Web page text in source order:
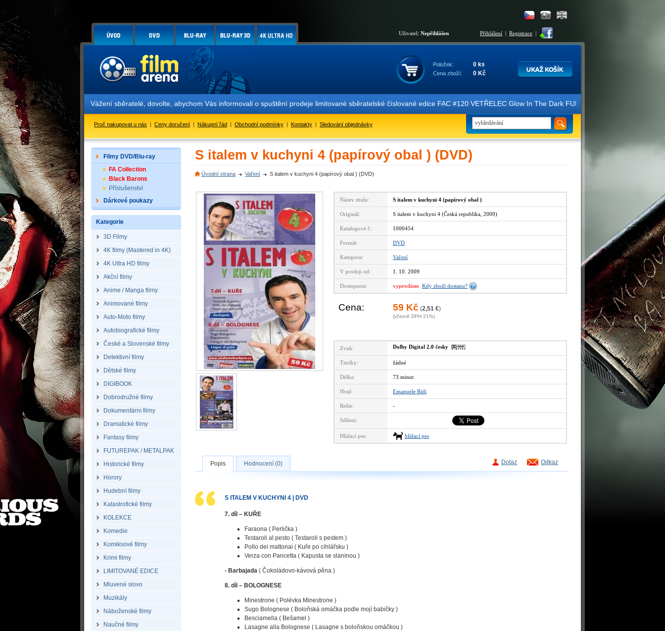
Uživatel: Nepřihlášen Přihlášení | Registrace |
Položek: 0 ks
Cena zboží: 0 Kč
Vážení sběratelé, dovolte, abychom Vás informovali o spuštění prodeje limitované sběratelské číslované edice FAC #120 VETŘELEC Glow In The Dark FULLSLIP XL EDITION #3
Proč nakupovat u nás | Ceny doručení | Nákupní řád | Obchodní podmínky | Kontakty | Sledování objednávky
Filmy DVD/Blu-ray
FA Collection
Black Barons
Příslušenství
Dárkové poukazy
Kategorie
3D Filmy
4K filmy (Mastered in 4K)
4K Ultra HD filmy
Akční filmy
Anime / Manga filmy
Animované filmy
Auto-Moto filmy
Autobiografické filmy
České a Slovenské filmy
Detektivní filmy
Dětské filmy
DIGIBOOK
Dobrodružné filmy
Dokumentární filmy
Dramatické filmy
Fantasy filmy
FUTUREPAK / METALPAK
Historické filmy
Horory
Hudební filmy
Katastrofické filmy
KOLEKCE
Komedie
Komiksové filmy
Krimi filmy
LIMITOVANÉ EDICE
Mluvené slovo
Muzikály
Náboženské filmy
Naučné filmy
S italem v kuchyni 4 (papírový obal ) (DVD)
Úvodní strana Vaření S italem v kuchyni 4 (papírový obal ) (DVD)
Název titulu: S italem v kuchyni 4 (papírový obal )
Originál: S italem v kuchyni 4 (Česká republika, 2009)
Katalogové č.: 1000454
Formát: DVD
Kategorie: Vaření
V prodeji od: 1. 10. 2009
Dostupnost: vyprodáno Kdy zboží dostanu?
Cena: 59 Kč (2,51 €)
(včetně DPH 21%)
Zvuk: Dolby Digital 2.0 česky
Titulky: žádné
Délka: 73 minut
Hrají: Emanuele Ridi
Režie: -
Sdílení:
Hlídací pes: hlídací pes
Dotaz Odkaz
Popis Hodnocení (0)
S ITALEM V KUCHYNI 4 | DVD
7. díl – KUŘE
Faraona ( Perlička )
Testaroli al pesto ( Testaroli s pestem )
Pollo dei mattonai ( Kuře po cihlářsku )
Verza con Pancetta ( Kapusta se slaninou )
- Barbajada ( Čokoládovo-kávová pěna )
8. díl – BOLOGNESE
Minestrone ( Polévka Minestrone )
Sugo Bolognese ( Boloňská omáčka podle mojí babičky )
Besciamella ( Bešamel )
Lasagne alla Bolognese ( Lasagne s boloňskou omáčkou )